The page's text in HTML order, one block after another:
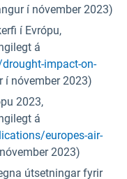
í nóvember 2023)
í Evrópu,
á
impact-on-
í nóvember 2023)
2023,
á
europes-air-
2023)
útsetningar fyrir